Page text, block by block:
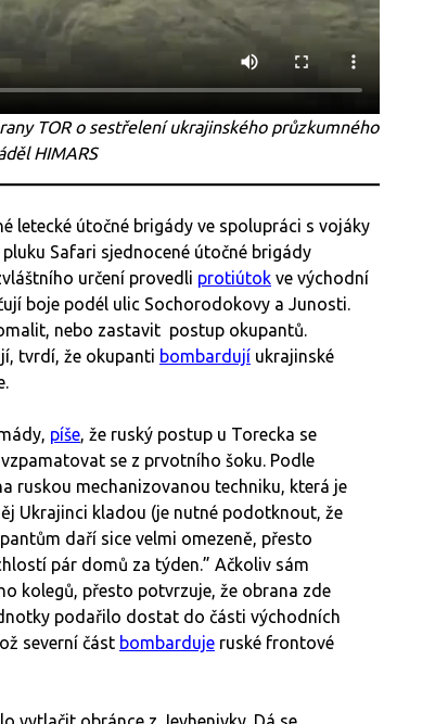
TOR o sestřelení ukrajinského průzkumného
HIMARS
letecké útočné brigády ve spolupráci s vojáky
Safari sjednocené útočné brigády
určení provedli protiútok ve východní
boje podél ulic Sochorodokovy a Junosti.
nebo zastavit postup okupantů.
tvrdí, že okupanti bombardují ukrajinské
píše, že ruský postup u Torecka se
se z prvotního šoku. Podle
ruskou mechanizovanou techniku, která je
Ukrajinci kladou (je nutné podotknout, že
daří sice velmi omezeně, přesto
pár domů za týden.” Ačkoliv sám
kolegů, přesto potvrzuje, že obrana zde
podařilo dostat do části východních
severní část bombarduje ruské frontové